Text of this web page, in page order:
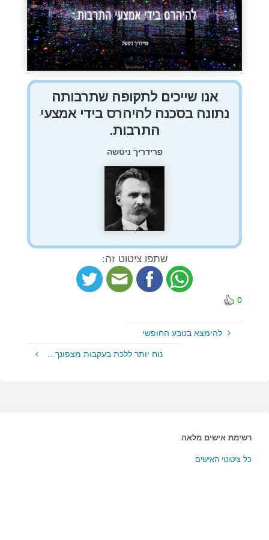
אנו שייכים לתקופה שתרבותה
נתונה בסכנה להיהרס בידי אמצעי
התרבות.
פרידריך ניטשה
שתפו ציטוט זה:
0
להימצא בטבע החופשי
נוח יותר ללכת בעקבות מצפונך…
רשימת אישים מלאה
כל ציטוטי האישים